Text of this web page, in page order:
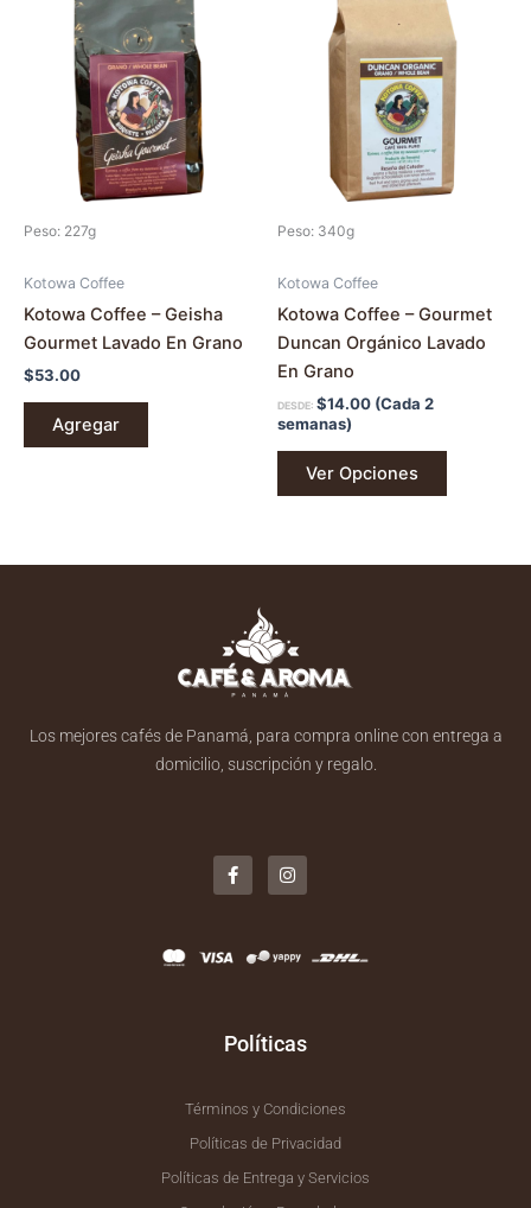
Peso: 227g
Kotowa Coffee
Kotowa Coffee – Geisha
Gourmet Lavado En Grano
$53.00
Agregar
Peso: 340g
Kotowa Coffee
Kotowa Coffee – Gourmet
Duncan Orgánico Lavado
En Grano
DESDE: $14.00 (Cada 2
semanas)
Ver Opciones
producto
tiene
variantes.
opciones
se
página
de
Los mejores cafés de Panamá, para compra online con entrega a
domicilio, suscripción y regalo.
a
c
e
o
k
n
s
t
a
Políticas
Términos y Condiciones
Políticas de Privacidad
Políticas de Entrega y Servicios